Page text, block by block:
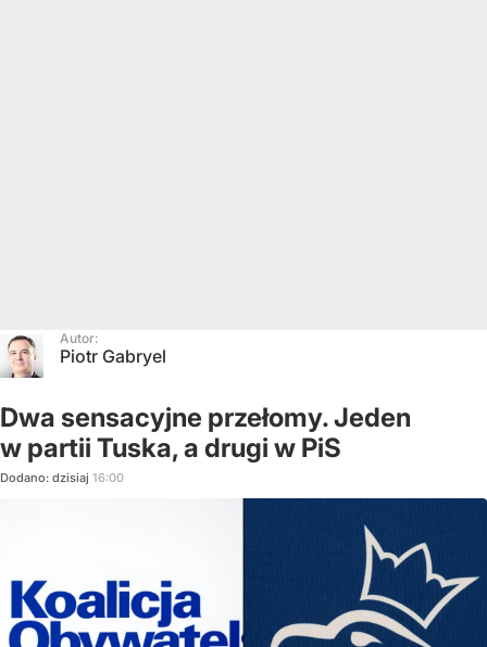
Autor:
Piotr Gabryel
Dwa sensacyjne przełomy. Jeden
w partii Tuska, a drugi w PiS
Dodano: dzisiaj 16:00